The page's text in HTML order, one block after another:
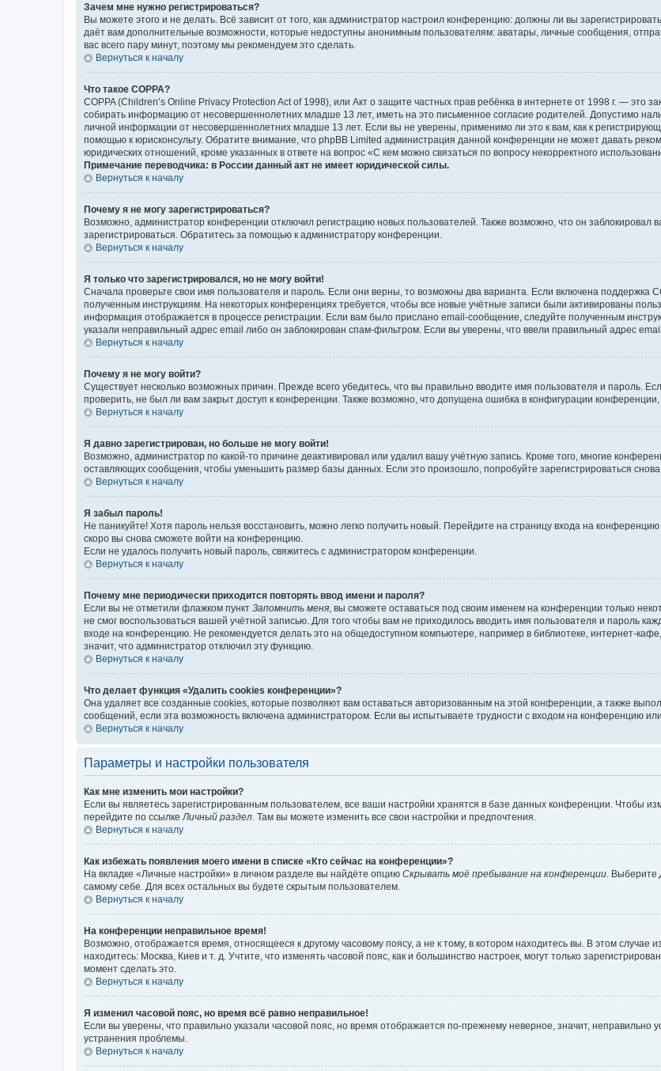
Зачем мне нужно регистрироваться?
Вы можете этого и не делать. Всё зависит от того, как администратор настроил конференцию: должны ли вы
даёт вам дополнительные возможности, которые недоступны анонимным пользователям: аватары, личные сообщения,
вас всего пару минут, поэтому мы рекомендуем это сделать.
Вернуться к началу
Что такое COPPA?
COPPA (Children’s Online Privacy Protection Act of 1998), или Акт о защите частных прав ребёнка в интернете от 1998 г. — это
собирать информацию от несовершеннолетних младше 13 лет, иметь на это письменное согласие родителей. Допустимо
личной информации от несовершеннолетних младше 13 лет. Если вы не уверены, применимо ли это к вам, как к
помощью к юрисконсульту. Обратите внимание, что phpBB Limited администрация данной конференции не может давать
юридических отношений, кроме указанных в ответе на вопрос «С кем можно связаться по вопросу некорректного
Примечание переводчика: в России данный акт не имеет юридической силы.
Вернуться к началу
Почему я не могу зарегистрироваться?
Возможно, администратор конференции отключил регистрацию новых пользователей. Также возможно, что он
зарегистрироваться. Обратитесь за помощью к администратору конференции.
Вернуться к началу
Я только что зарегистрировался, но не могу войти!
Сначала проверьте свои имя пользователя и пароль. Если они верны, то возможны два варианта. Если включена поддержка
полученным инструкциям. На некоторых конференциях требуется, чтобы все новые учётные записи были активированы
информация отображается в процессе регистрации. Если вам было прислано email-сообщение, следуйте полученным
указали неправильный адрес email либо он заблокирован спам-фильтром. Если вы уверены, что ввели правильный адрес
Вернуться к началу
Почему я не могу войти?
Существует несколько возможных причин. Прежде всего убедитесь, что вы правильно вводите имя пользователя и пароль.
проверить, не был ли вам закрыт доступ к конференции. Также возможно, что допущена ошибка в конфигурации
Вернуться к началу
Я давно зарегистрирован, но больше не могу войти!
Возможно, администратор по какой-то причине деактивировал или удалил вашу учётную запись. Кроме того, многие
оставляющих сообщения, чтобы уменьшить размер базы данных. Если это произошло, попробуйте зарегистрироваться снова
Вернуться к началу
Я забыл пароль!
Не паникуйте! Хотя пароль нельзя восстановить, можно легко получить новый. Перейдите на страницу входа на
скоро вы снова сможете войти на конференцию.
Если не удалось получить новый пароль, свяжитесь с администратором конференции.
Вернуться к началу
Почему мне периодически приходится повторять ввод имени и пароля?
Если вы не отметили флажком пункт Запомнить меня , вы сможете оставаться под своим именем на конференции только
не смог воспользоваться вашей учётной записью. Для того чтобы вам не приходилось вводить имя пользователя и пароль
входе на конференцию. Не рекомендуется делать это на общедоступном компьютере, например в библиотеке, интернет-кафе,
значит, что администратор отключил эту функцию.
Вернуться к началу
Что делает функция «Удалить cookies конференции»?
Она удаляет все созданные cookies, которые позволяют вам оставаться авторизованным на этой конференции, а также
сообщений, если эта возможность включена администратором. Если вы испытываете трудности с входом на конференцию
Вернуться к началу
Параметры и настройки пользователя
Как мне изменить мои настройки?
Если вы являетесь зарегистрированным пользователем, все ваши настройки хранятся в базе данных конференции. Чтобы
перейдите по ссылке Личный раздел . Там вы можете изменить все свои настройки и предпочтения.
Вернуться к началу
Как избежать появления моего имени в списке «Кто сейчас на конференции»?
На вкладке «Личные настройки» в личном разделе вы найдёте опцию Скрывать моё пребывание на конференции . Выберите
самому себе. Для всех остальных вы будете скрытым пользователем.
Вернуться к началу
На конференции неправильное время!
Возможно, отображается время, относящееся к другому часовому поясу, а не к тому, в котором находитесь вы. В этом случае
находитесь: Москва, Киев и т. д. Учтите, что изменять часовой пояс, как и большинство настроек, могут только
момент сделать это.
Вернуться к началу
Я изменил часовой пояс, но время всё равно неправильное!
Если вы уверены, что правильно указали часовой пояс, но время отображается по-прежнему неверное, значит, неправильно
устранения проблемы.
Вернуться к началу